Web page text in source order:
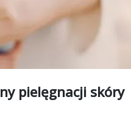
pielęgnacji skóry